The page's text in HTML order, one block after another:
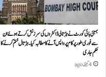
بمبئی ہائی کورٹ نے ہڑتالی ڈاکٹروں کی سرزنش کرتے ہوئے ان
سے فوری طور پر کام پر واپس آنے کا مطالبہ کیا۔ہڑتال ختم کرنے کا
حکم جاری
4 گھنٹے ago